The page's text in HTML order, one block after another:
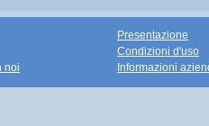
noi
Presentazione
Condizioni d'uso
Informazioni